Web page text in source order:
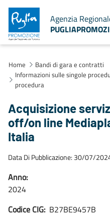
Agenzia
Home
Bandi di gara e contratti
Informazioni sulle singole
procedura
Acquisizione
off/on line
Italia
Data Di Pubblicazione: 30/07/
Anno:
2024
Codice CIG: B27BE9457B